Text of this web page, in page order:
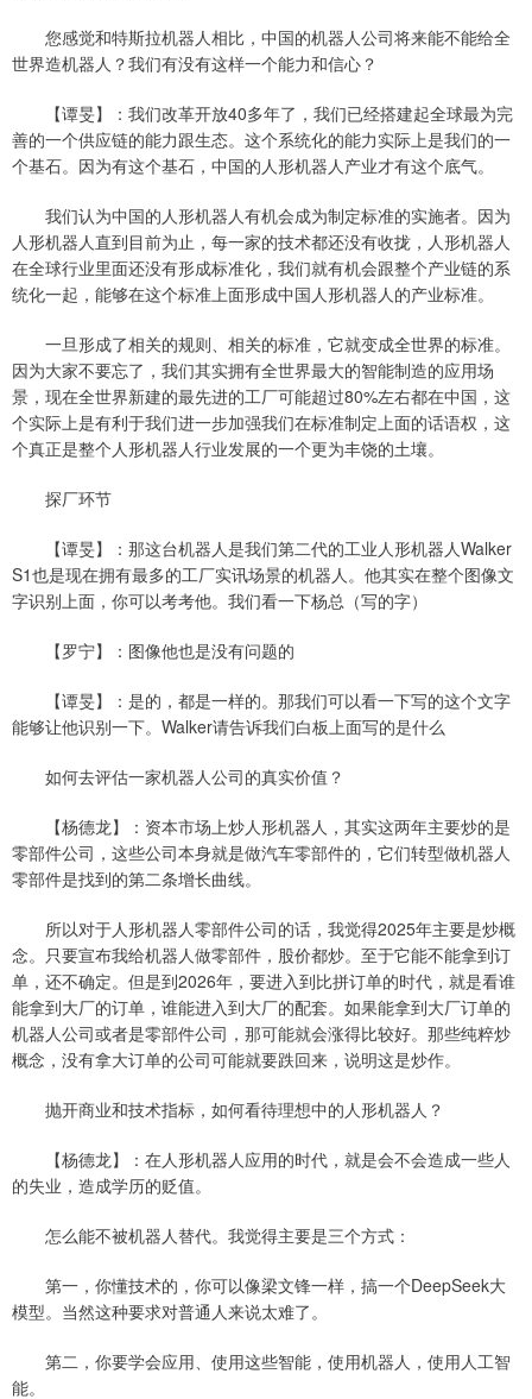
您感觉和特斯拉机器人相比，中国的机器人公司将来能不能给全
世界造机器人？我们有没有这样一个能力和信心？
【谭旻】：我们改革开放40多年了，我们已经搭建起全球最为完
善的一个供应链的能力跟生态。这个系统化的能力实际上是我们的一
个基石。因为有这个基石，中国的人形机器人产业才有这个底气。
我们认为中国的人形机器人有机会成为制定标准的实施者。因为
人形机器人直到目前为止，每一家的技术都还没有收拢，人形机器人
在全球行业里面还没有形成标准化，我们就有机会跟整个产业链的系
统化一起，能够在这个标准上面形成中国人形机器人的产业标准。
一旦形成了相关的规则、相关的标准，它就变成全世界的标准。
因为大家不要忘了，我们其实拥有全世界最大的智能制造的应用场
景，现在全世界新建的最先进的工厂可能超过80%左右都在中国，这
个实际上是有利于我们进一步加强我们在标准制定上面的话语权，这
个真正是整个人形机器人行业发展的一个更为丰饶的土壤。
探厂环节
【谭旻】：那这台机器人是我们第二代的工业人形机器人Walker
S1也是现在拥有最多的工厂实讯场景的机器人。他其实在整个图像文
字识别上面，你可以考考他。我们看一下杨总（写的字）
【罗宁】：图像他也是没有问题的
【谭旻】：是的，都是一样的。那我们可以看一下写的这个文字
能够让他识别一下。Walker请告诉我们白板上面写的是什么
如何去评估一家机器人公司的真实价值？
【杨德龙】：资本市场上炒人形机器人，其实这两年主要炒的是
零部件公司，这些公司本身就是做汽车零部件的，它们转型做机器人
零部件是找到的第二条增长曲线。
所以对于人形机器人零部件公司的话，我觉得2025年主要是炒概
念。只要宣布我给机器人做零部件，股价都炒。至于它能不能拿到订
单，还不确定。但是到2026年，要进入到比拼订单的时代，就是看谁
能拿到大厂的订单，谁能进入到大厂的配套。如果能拿到大厂订单的
机器人公司或者是零部件公司，那可能就会涨得比较好。那些纯粹炒
概念，没有拿大订单的公司可能就要跌回来，说明这是炒作。
抛开商业和技术指标，如何看待理想中的人形机器人？
【杨德龙】：在人形机器人应用的时代，就是会不会造成一些人
的失业，造成学历的贬值。
怎么能不被机器人替代。我觉得主要是三个方式：
第一，你懂技术的，你可以像梁文锋一样，搞一个DeepSeek大
模型。当然这种要求对普通人来说太难了。
第二，你要学会应用、使用这些智能，使用机器人，使用人工智
能。